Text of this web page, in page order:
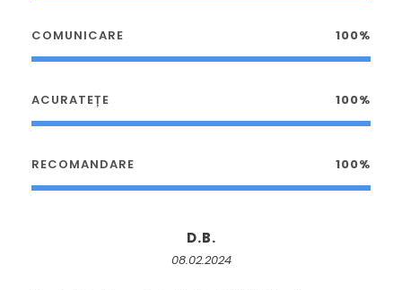
COMUNICARE 100%
ACURATEȚE 100%
RECOMANDARE 100%
D.B.
08.02.2024